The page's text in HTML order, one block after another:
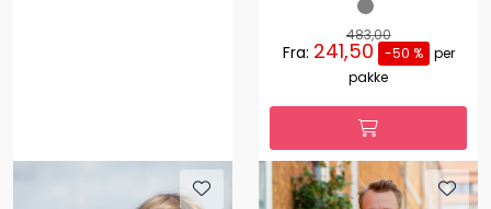
483,00
Fra: 241,50 -50 %
per
pakke